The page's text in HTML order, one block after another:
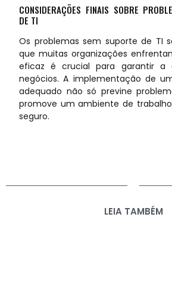
CONSIDERAÇÕES FINAIS SOBRE
DE TI
Os problemas sem suporte de TI
que muitas organizações
eficaz é crucial para garantir a
negócios. A implementação de
adequado não só previne
promove um ambiente de
seguro.
LEIA TAMBÉM